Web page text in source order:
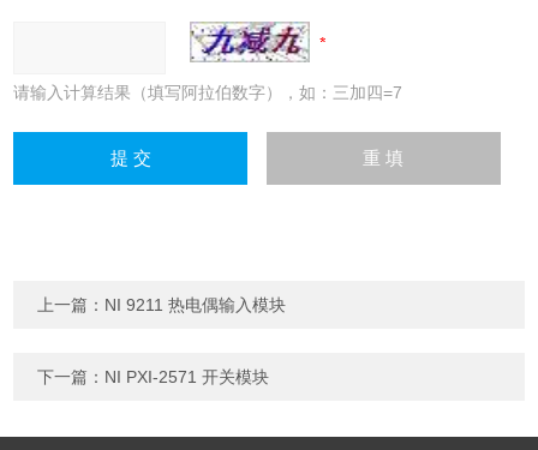
请输入计算结果（填写阿拉伯数字），如：三加四=7
上一篇： NI 9211 热电偶输入模块
下一篇： NI PXI-2571 开关模块